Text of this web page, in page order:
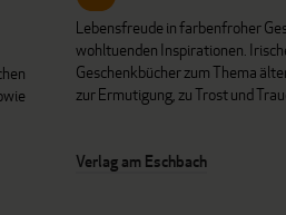
Lebensfreude in farbenfroher
wohltuenden Inspirationen.
Geschenkbücher zum Thema
zur Ermutigung, zu Trost und
Verlag am Eschbach